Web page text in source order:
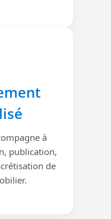
à
publication,
de